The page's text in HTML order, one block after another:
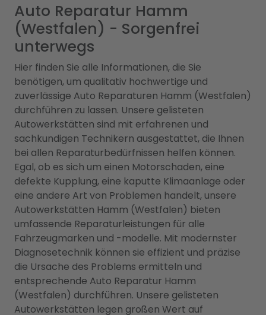
Auto Reparatur Hamm
(Westfalen) - Sorgenfrei
unterwegs
Hier finden Sie alle Informationen, die Sie
benötigen, um qualitativ hochwertige und
zuverlässige Auto Reparaturen Hamm (Westfalen)
durchführen zu lassen. Unsere gelisteten
Autowerkstätten sind mit erfahrenen und
sachkundigen Technikern ausgestattet, die Ihnen
bei allen Reparaturbedürfnissen helfen können.
Egal, ob es sich um einen Motorschaden, eine
defekte Kupplung, eine kaputte Klimaanlage oder
eine andere Art von Problemen handelt, unsere
Autowerkstätten Hamm (Westfalen) bieten
umfassende Reparaturleistungen für alle
Fahrzeugmarken und -modelle. Mit modernster
Diagnosetechnik können sie effizient und präzise
die Ursache des Problems ermitteln und
entsprechende Auto Reparatur Hamm
(Westfalen) durchführen. Unsere gelisteten
Autowerkstätten legen großen Wert auf